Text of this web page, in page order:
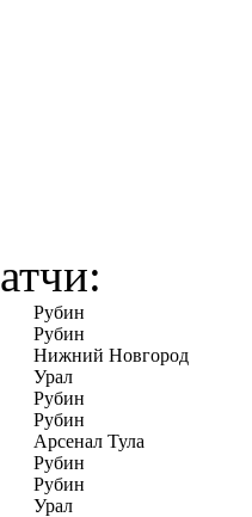
Рубин
Рубин
Нижний Новгород
Урал
Рубин
Рубин
Арсенал Тула
Рубин
Рубин
Урал